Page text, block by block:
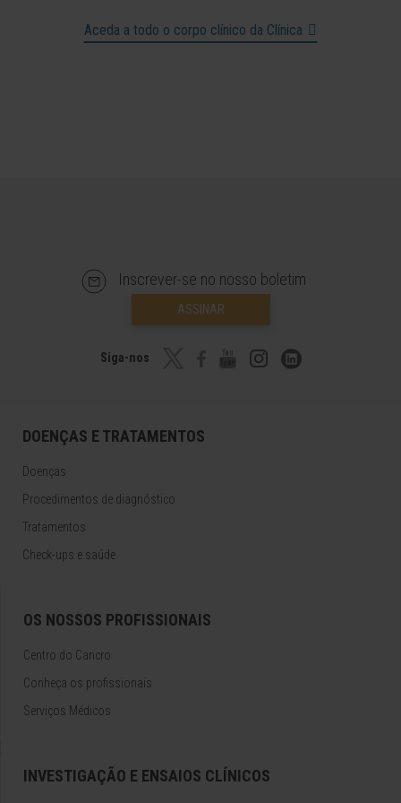
Aceda a todo o corpo clínico da Clínica
Inscrever-se no nosso boletim
ASSINAR
Siga-nos
DOENÇAS E TRATAMENTOS
Doenças
Procedimentos de diagnóstico
Tratamentos
Check-ups e saúde
OS NOSSOS PROFISSIONAIS
Centro do Cancro
Conheça os profissionais
Serviços Médicos
INVESTIGAÇÃO E ENSAIOS CLÍNICOS